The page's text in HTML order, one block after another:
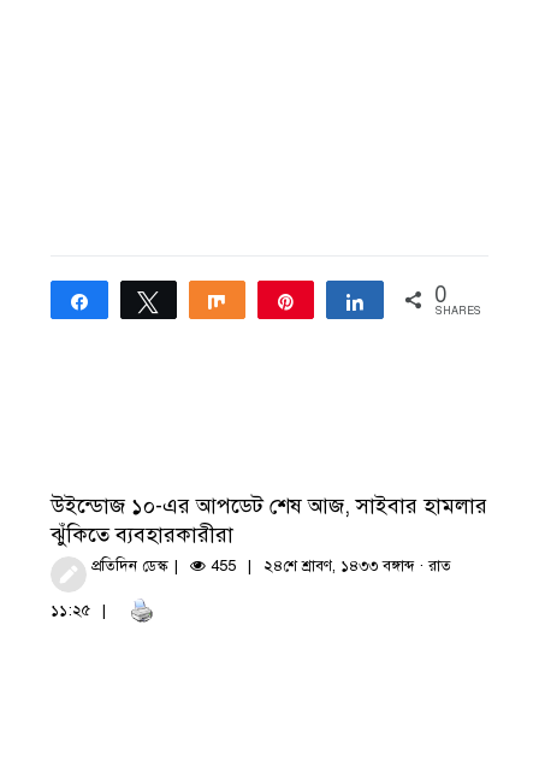
Share Tweet Share Share 0
SHARES
উইন্ডোজ ১০-এর আপডেট শেষ আজ, সাইবার হামলার
ঝুঁকিতে ব্যবহারকারীরা
প্রতিদিন ডেস্ক 455 ২৪শে শ্রাবণ, ১৪৩৩ বঙ্গাব্দ · রাত
১১:২৫